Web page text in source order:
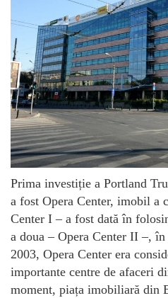
Prima investiție a Portland
a fost Opera Center, imobil a
Center I – a fost dată în
a doua – Opera Center II –,
2003, Opera Center era
importante centre de afaceri
moment, piața imobiliară din